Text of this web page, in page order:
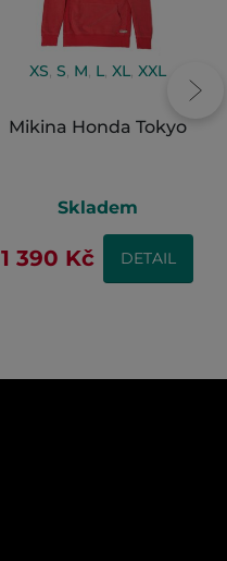
XS, S, M, L, XL, XXL
Mikina Honda Tokyo
Skladem
1 390 Kč DETAIL